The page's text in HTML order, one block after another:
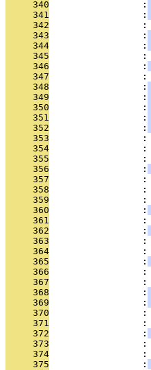
     340
                 :
     341
                 :
     342
:
     343
                 :
     344
                 :
     345
     346
                 :
     347
     348
                 :
     349
                 :
     350
                 :
     351
                 :
     352
                 :
     353
:
     354
     355
     356
                 :
     357
:
     358
     359
     360
                 :
     361
:
     362
                 :
     363
     364
     365
                 :
     366
:
     367
     368
                 :
     369
                 :
     370
     371
     372
                 :
     373
     374
     375
                 :